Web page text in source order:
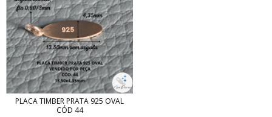
PLACA TIMBER PRATA 925 OVAL
CÓD 44